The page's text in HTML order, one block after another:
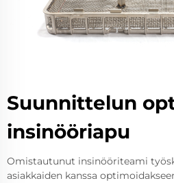
Suunnittelun
insinööriapu
Omistautunut insinööriteami
asiakkaiden kanssa